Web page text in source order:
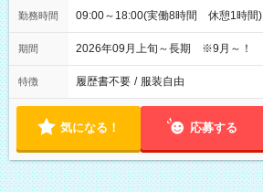
勤務時間 09:00～18:00(実働8時間 休憩1時間)
期間 2026年09月上旬～長期 ※9月～！
特徴 履歴書不要 / 服装自由
気になる！ 応募する